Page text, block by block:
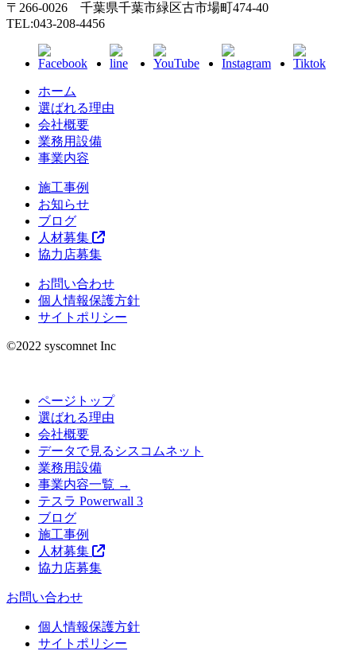
〒266-0026 千葉県千葉市緑区古市場町474-40
TEL:043-208-4456
ホーム
選ばれる理由
会社概要
業務用設備
事業内容
施工事例
お知らせ
ブログ
人材募集
協力店募集
お問い合わせ
個人情報保護方針
サイトポリシー
©︎2022 syscomnet Inc
ページトップ
選ばれる理由
会社概要
データで見るシスコムネット
業務用設備
事業内容一覧 →
テスラ Powerwall 3
ブログ
施工事例
人材募集
協力店募集
お問い合わせ
個人情報保護方針
サイトポリシー